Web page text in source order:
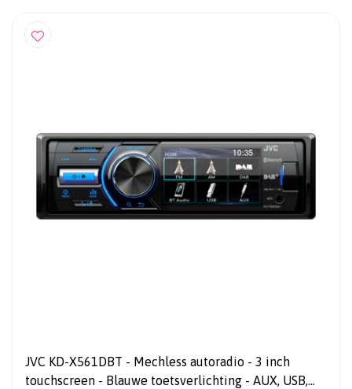
JVC KD-X561DBT - Mechless autoradio - 3 inch
touchscreen - Blauwe toetsverlichting - AUX, USB,